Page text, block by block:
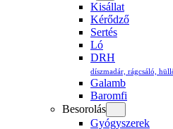
Kisállat
Kérődző
Sertés
Ló
DRH
díszmadár, rágcsáló,
Galamb
Baromfi
Besorolás
Gyógyszerek